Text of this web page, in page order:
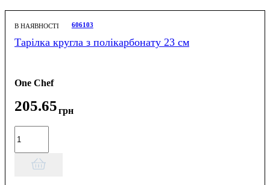
В НАЯВНОСТІ 606103
Тарілка кругла з полікарбонату 23 см
One Chef
205.65грн